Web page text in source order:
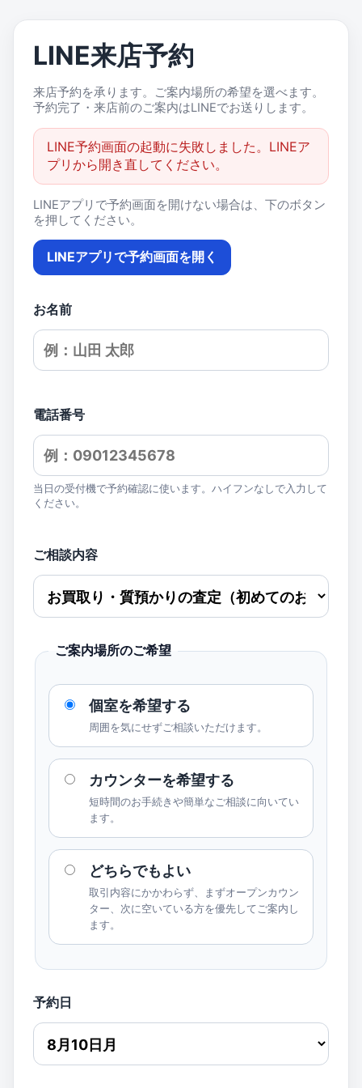
LINE来店予約
来店予約を承ります。ご案内場所の希望を選べます。
予約完了・来店前のご案内はLINEでお送りします。
LINE予約画面の起動に失敗しました。LINEア
プリから開き直してください。
LINEアプリで予約画面を開けない場合は、下のボタン
を押してください。
LINEアプリで予約画面を開く
お名前
電話番号
当日の受付機で予約確認に使います。ハイフンなしで入力して
ください。
ご相談内容
ご案内場所のご希望
個室を希望する
周囲を気にせずご相談いただけます。
カウンターを希望する
短時間のお手続きや簡単なご相談に向いてい
ます。
どちらでもよい
取引内容にかかわらず、まずオープンカウン
ター、次に空いている方を優先してご案内し
ます。
予約日